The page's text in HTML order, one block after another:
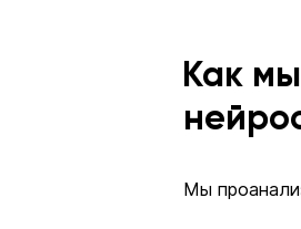
Как
Мы